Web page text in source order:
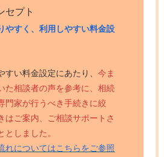
セプト
やすく、利用しやすい料金設
すい料金設定にあたり、 今ま
た相談者の声を参考に、相続
門家が行うべき手続きに絞
はご案内、ご相談サポートさ
としました。
れについてはこちらをご参照